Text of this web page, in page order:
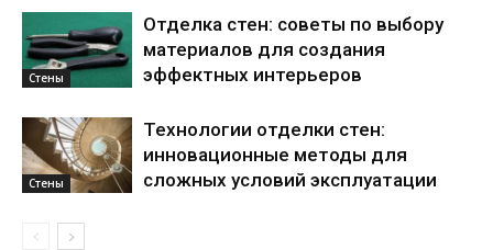
Стены
Отделка стен: советы по выбору
материалов для создания
эффектных интерьеров
Стены
Технологии отделки стен:
инновационные методы для
сложных условий эксплуатации